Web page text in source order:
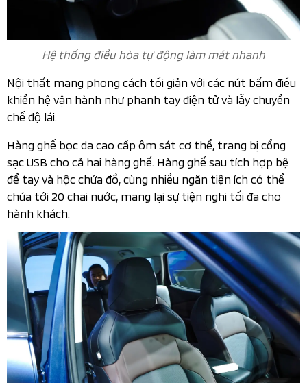
Hệ thống điều hòa tự động làm mát nhanh
Nội thất mang phong cách tối giản với các nút bấm điều
khiển hệ vận hành như phanh tay điện tử và lẫy chuyển
chế độ lái.
Hàng ghế bọc da cao cấp ôm sát cơ thể, trang bị cổng
sạc USB cho cả hai hàng ghế. Hàng ghế sau tích hợp bệ
để tay và hộc chứa đồ, cùng nhiều ngăn tiện ích có thể
chứa tới 20 chai nước, mang lại sự tiện nghi tối đa cho
hành khách.